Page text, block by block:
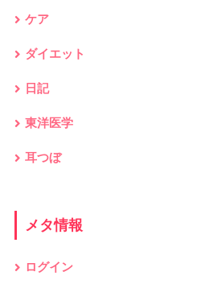
ケア
ダイエット
日記
東洋医学
耳つぼ
メタ情報
ログイン